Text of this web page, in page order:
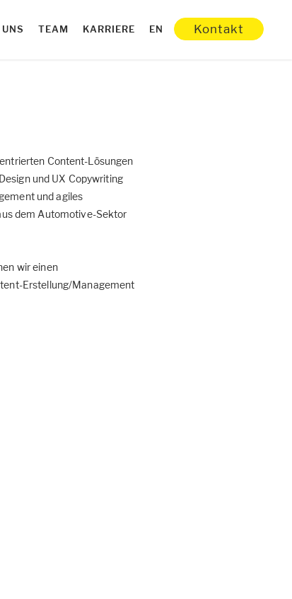
UNS TEAM KARRIERE EN Kontakt
Content-Lösungen
und UX Copywriting
und agiles
dem Automotive-Sektor
wir einen
Erstellung/Management